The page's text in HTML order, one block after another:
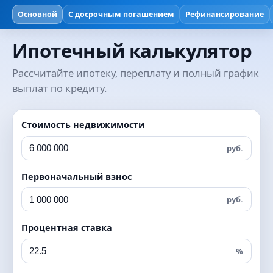
Основной С досрочным погашением Рефинансирование
Ипотечный калькулятор
Рассчитайте ипотеку, переплату и полный график
выплат по кредиту.
Стоимость недвижимости
руб.
Первоначальный взнос
руб.
Процентная ставка
%
0
1
0
0
1